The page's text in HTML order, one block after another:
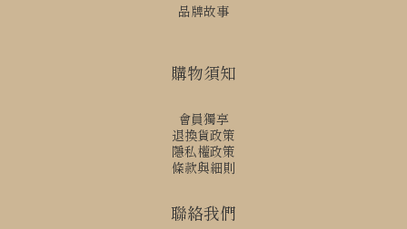
品牌故事
購物須知
會員獨享
退換貨政策
隱私權政策
條款與細則
聯絡我們